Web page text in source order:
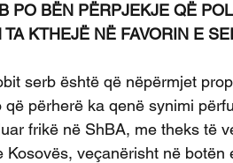
PO BËN PËRPJEKJE QË
TA KTHEJË NË FAVORIN E
serb është që nëpërmjet
që përherë ka qenë synimi
frikë në ShBA, me theks të
Kosovës, veçanërisht në